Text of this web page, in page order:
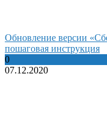
Обновление версии
пошаговая инструкция
0
07.12.2020